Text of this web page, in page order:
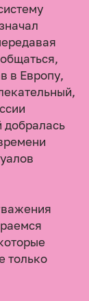
в Европу,
добралась
только